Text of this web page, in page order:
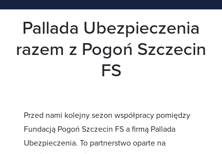
Pallada Ubezpieczenia
razem z Pogoń Szczecin
FS
Przed nami kolejny sezon współpracy pomiędzy
Fundacją Pogoń Szczecin FS a firmą Pallada
Ubezpieczenia. To partnerstwo oparte na